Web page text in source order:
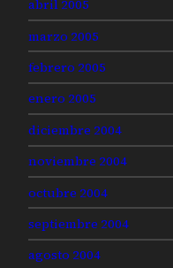
abril 2005
marzo 2005
febrero 2005
enero 2005
diciembre 2004
noviembre 2004
octubre 2004
septiembre 2004
agosto 2004